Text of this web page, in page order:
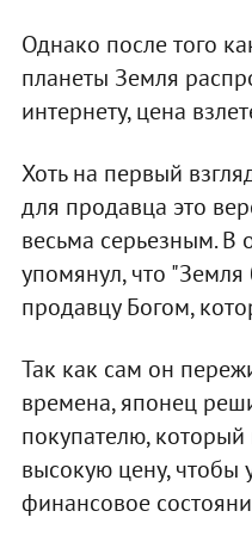
Однако после того
планеты Земля
интернету, цена
Хоть на первый
для продавца это
весьма серьезным. В
упомянул, что
продавцу Богом,
Так как сам он
времена, японец
покупателю,
высокую цену, чтобы
финансовое